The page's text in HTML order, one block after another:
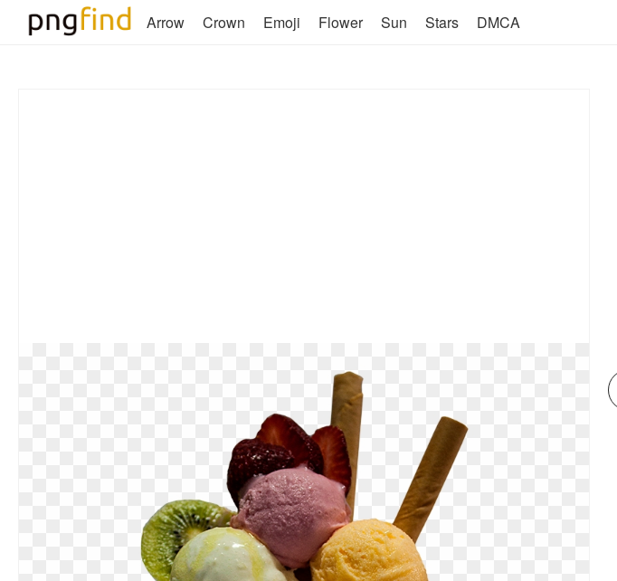
Arrow Crown Emoji Flower Sun Stars DMCA